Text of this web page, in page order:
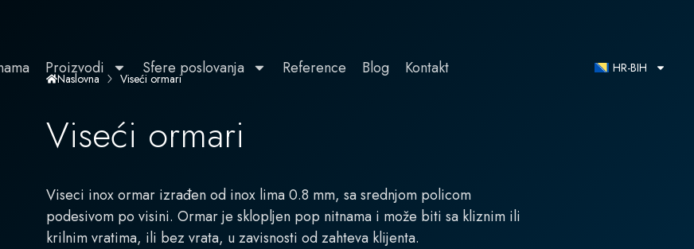
Proizvodi Sfere poslovanja Reference Blog Kontakt HR-BIH
Naslovna Viseći ormari
Viseći ormari
Viseci inox ormar izrađen od inox lima 0.8 mm, sa srednjom policom
podesivom po visini. Ormar je sklopljen pop nitnama i može biti sa kliznim ili
krilnim vratima, ili bez vrata, u zavisnosti od zahteva klijenta.